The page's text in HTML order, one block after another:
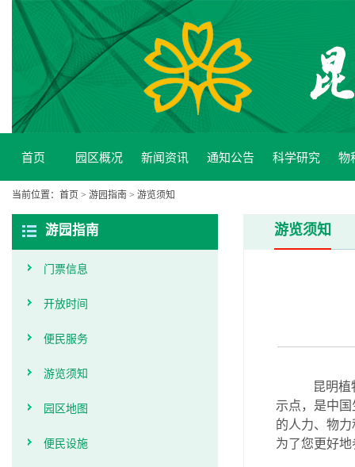
首页 园区概况 新闻资讯 通知公告 科学研究 物
当前位置： 首页 > 游园指南 > 游览须知
游园指南
门票信息
开放时间
便民服务
游览须知
园区地图
便民设施
游览须知
昆明植
示点，是中
的人力、物
为了您更好